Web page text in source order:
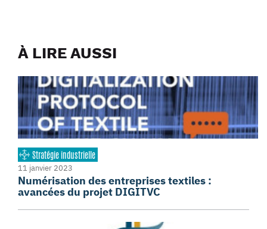
À LIRE AUSSI
Stratégie industrielle
11 janvier 2023
Numérisation des entreprises textiles :
avancées du projet DIGITVC